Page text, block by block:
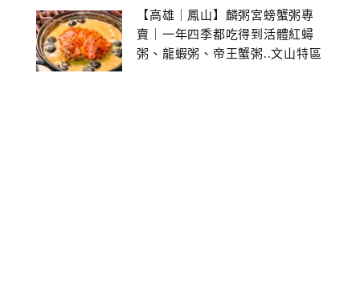
【高雄｜鳳山】麟粥宮螃蟹粥專
賣｜一年四季都吃得到活體紅蟳
粥、龍蝦粥、帝王蟹粥..文山特區